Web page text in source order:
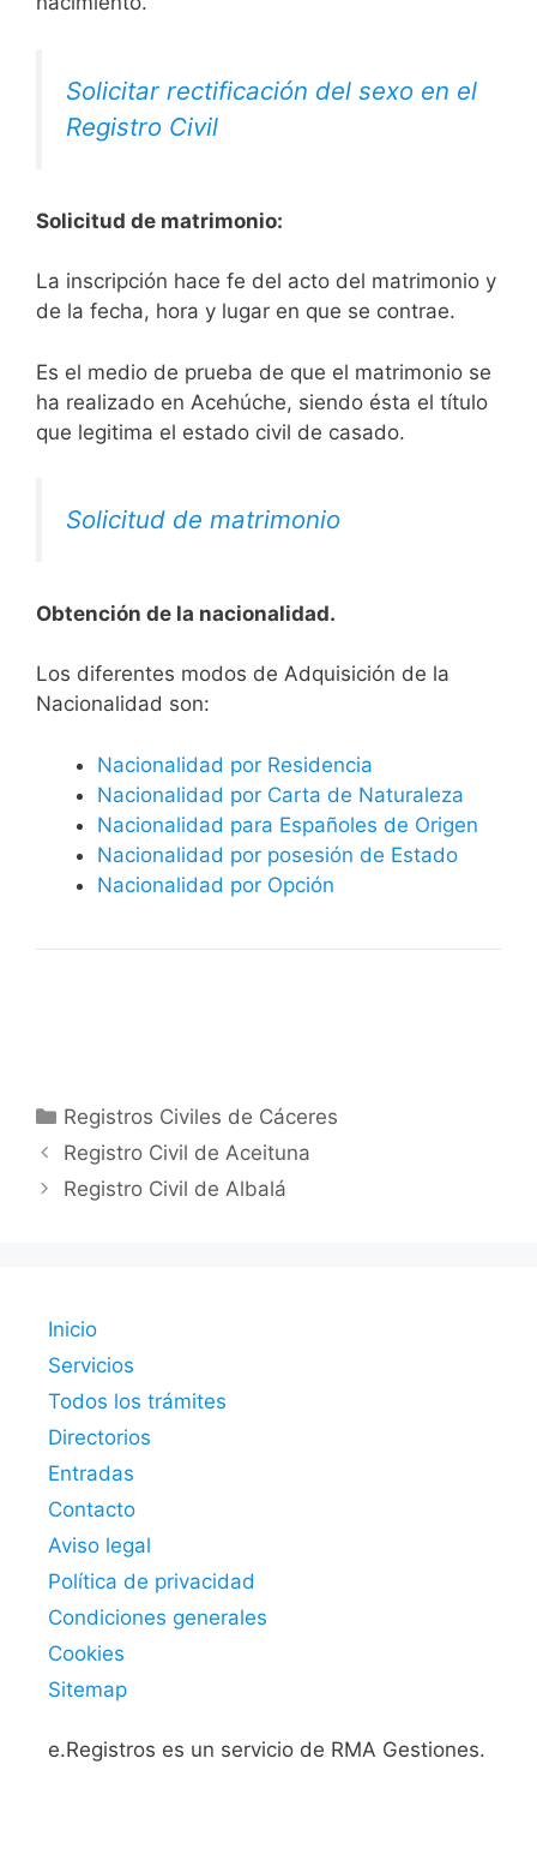
Solicitar rectificación del sexo en el
Registro Civil
Solicitud de matrimonio:
La inscripción hace fe del acto del matrimonio y
de la fecha, hora y lugar en que se contrae.
Es el medio de prueba de que el matrimonio se
ha realizado en Acehúche, siendo ésta el título
que legitima el estado civil de casado.
Solicitud de matrimonio
Obtención de la nacionalidad.
​​​Los diferentes modos de Adquisición de la
Nacionalidad son:
Nacionalidad por Residencia
Nacionalidad por Carta de Naturaleza
Nacionalidad para Españoles de Origen
Nacionalidad por posesión de Estado
Nacionalidad por Opción
Categorías
Registros Civiles de Cáceres
Registro Civil de Aceituna
Registro Civil de Albalá
Inicio
Servicios
Todos los trámites
Directorios
Entradas
Contacto
Aviso legal
Política de privacidad
Condiciones generales
Cookies
Sitemap
e.Registros es un servicio de RMA Gestiones.